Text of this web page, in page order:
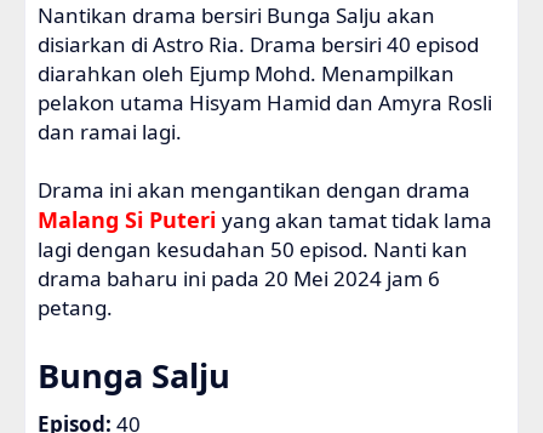
Nantikan drama bersiri Bunga Salju akan
disiarkan di Astro Ria. Drama bersiri 40 episod
diarahkan oleh Ejump Mohd. Menampilkan
pelakon utama Hisyam Hamid dan Amyra Rosli
dan ramai lagi.
Drama ini akan mengantikan dengan drama
Malang Si Puteri yang akan tamat tidak lama
lagi dengan kesudahan 50 episod. Nanti kan
drama baharu ini pada 20 Mei 2024 jam 6
petang.
Bunga Salju
Episod: 40